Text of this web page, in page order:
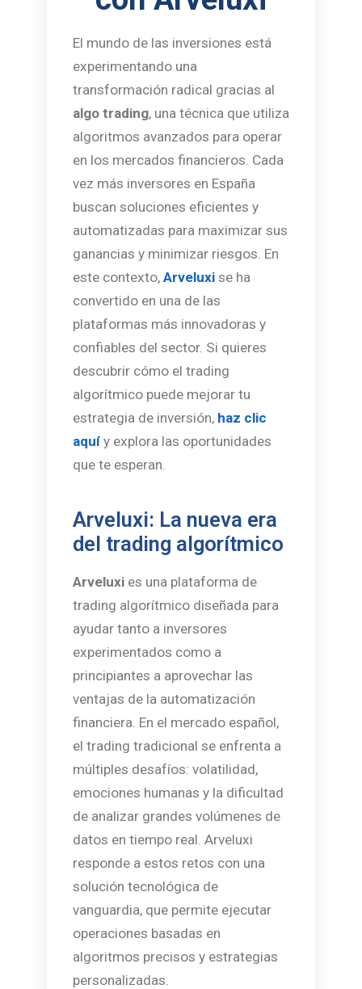
El mundo de las inversiones está
experimentando una
transformación radical gracias al
algo trading, una técnica que utiliza
algoritmos avanzados para operar
en los mercados financieros. Cada
vez más inversores en España
buscan soluciones eficientes y
automatizadas para maximizar sus
ganancias y minimizar riesgos. En
este contexto, Arveluxi se ha
convertido en una de las
plataformas más innovadoras y
confiables del sector. Si quieres
descubrir cómo el trading
algorítmico puede mejorar tu
estrategia de inversión, haz clic
aquí y explora las oportunidades
que te esperan.
Arveluxi: La nueva era
del trading algorítmico
Arveluxi es una plataforma de
trading algorítmico diseñada para
ayudar tanto a inversores
experimentados como a
principiantes a aprovechar las
ventajas de la automatización
financiera. En el mercado español,
el trading tradicional se enfrenta a
múltiples desafíos: volatilidad,
emociones humanas y la dificultad
de analizar grandes volúmenes de
datos en tiempo real. Arveluxi
responde a estos retos con una
solución tecnológica de
vanguardia, que permite ejecutar
operaciones basadas en
algoritmos precisos y estrategias
personalizadas.